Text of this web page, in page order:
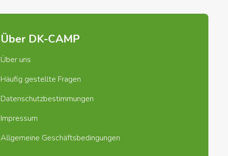
Über DK-CAMP
Über uns
Häufig gestellte Fragen
Datenschutzbestimmungen
Impressum
Allgemeine Geschäftsbedingungen